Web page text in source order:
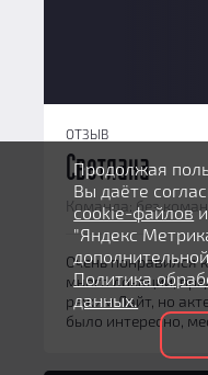
ОТЗЫВ
Светлана
Команда: без
Очень понравился
много локаций,
режим Лайт, но
было интересно,
Продолжая
Вы даёте
cookie-файлови
"Яндекс
Политика
данных.